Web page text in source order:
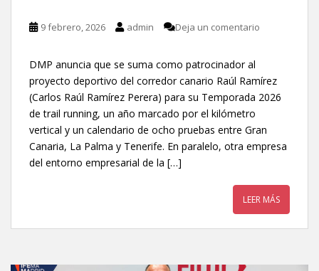
9 febrero, 2026 admin Deja un comentario
DMP anuncia que se suma como patrocinador al
proyecto deportivo del corredor canario Raúl Ramírez
(Carlos Raúl Ramírez Perera) para su Temporada 2026
de trail running, un año marcado por el kilómetro
vertical y un calendario de ocho pruebas entre Gran
Canaria, La Palma y Tenerife. En paralelo, otra empresa
del entorno empresarial de la […]
LEER MÁS